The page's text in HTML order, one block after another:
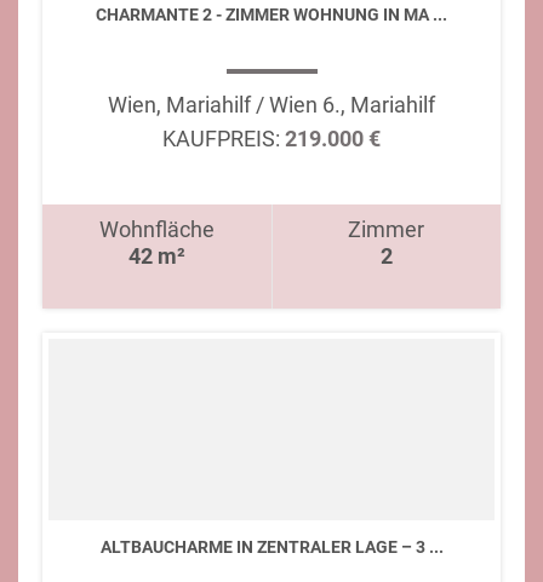
CHARMANTE 2 - ZIMMER WOHNUNG IN MA ...
Wien, Mariahilf / Wien 6., Mariahilf
KAUFPREIS: 219.000 €
Wohnfläche
42 m²
Zimmer
2
ALTBAUCHARME IN ZENTRALER LAGE – 3 ...